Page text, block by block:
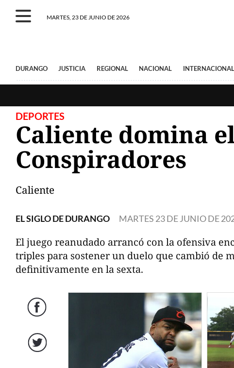
MARTES, 23 DE JUNIO DE 2026
DURANGO JUSTICIA REGIONAL NACIONAL INTERNACIONAL
DEPORTES
Caliente domina
Conspiradores
Caliente
EL SIGLO DE DURANGO MARTES 23 DE JUNIO DE
El juego reanudado arrancó con la ofensiva
triples para sostener un duelo que cambió de
definitivamente en la sexta.
Facebook
Twitter